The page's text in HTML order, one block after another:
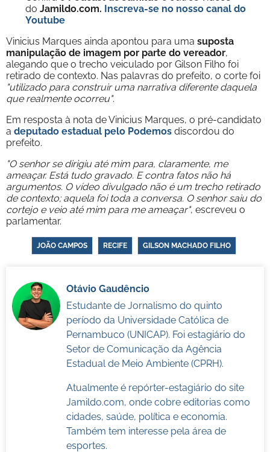
do Jamildo.com. Inscreva-se no nosso canal do
Youtube
Vinicius Marques ainda apontou para uma suposta
manipulação de imagem por parte do vereador,
alegando que o trecho veiculado por Gilson Filho foi
retirado de contexto. Nas palavras do prefeito, o corte foi
"utilizado para construir uma narrativa diferente daquela
que realmente ocorreu".
Em resposta à nota de Vinicius Marques, o pré-candidato
a deputado estadual pelo Podemos discordou do
prefeito.
"O senhor se dirigiu até mim para, claramente, me
ameaçar. Está tudo gravado. E contra fatos não há
argumentos. O vídeo divulgado não é um trecho retirado
de contexto; aquela foi toda a conversa. O senhor saiu do
cortejo e veio até mim para me ameaçar", escreveu o
parlamentar.
JOÃO CAMPOS RECIFE GILSON MACHADO FILHO
Otávio Gaudêncio
Estudante de Jornalismo do quinto
período da Universidade Católica de
Pernambuco (UNICAP). Foi estagiário do
Setor de Comunicação da Agência
Estadual de Meio Ambiente (CPRH).
Atualmente é repórter-estagiário do site
Jamildo.com, onde cobre editorias como
cidades, saúde, política e economia.
Também tem interesse pela área de
esportes.